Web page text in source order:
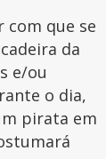
com que se
da
e/ou
o dia,
pirata em